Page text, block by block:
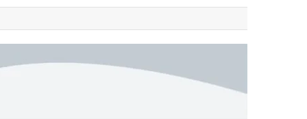
in one place, 24/7.